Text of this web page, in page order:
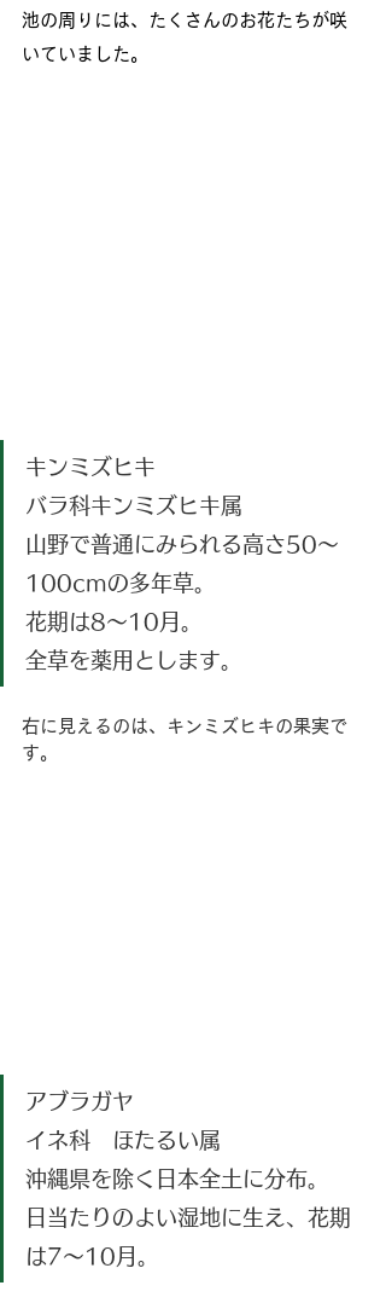
池の周りには、たくさんのお花たちが咲
いていました。
キンミズヒキ
バラ科キンミズヒキ属
山野で普通にみられる高さ50～
100cmの多年草。
花期は8～10月。
全草を薬用とします。
右に見えるのは、キンミズヒキの果実で
す。
アブラガヤ
イネ科　ほたるい属
沖縄県を除く日本全土に分布。
日当たりのよい湿地に生え、花期
は7～10月。